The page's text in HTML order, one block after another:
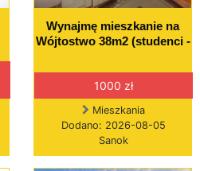
Wynajmę mieszkanie na
Wójtostwo 38m2 (studenci -
1000 zł
Mieszkania
Dodano: 2026-08-05
Sanok